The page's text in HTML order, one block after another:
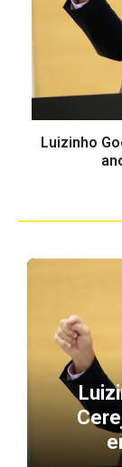
Luizinho